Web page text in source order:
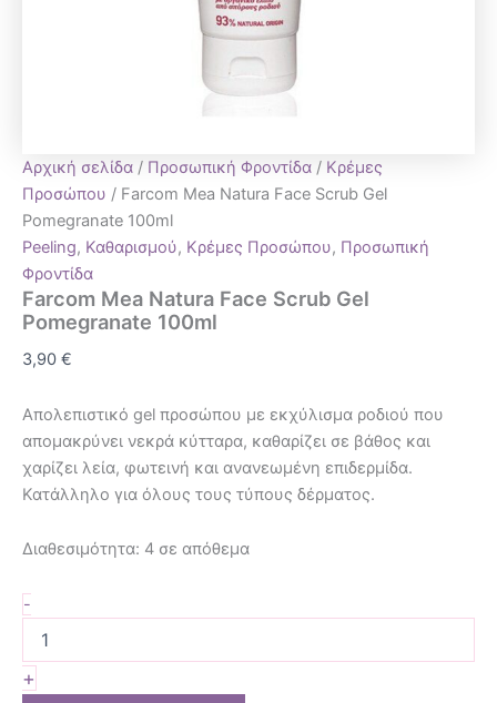
Αρχική σελίδα / Προσωπική Φροντίδα / Κρέμες
Προσώπου / Farcom Mea Natura Face Scrub Gel
Pomegranate 100ml
Peeling, Καθαρισμού, Κρέμες Προσώπου, Προσωπική
Φροντίδα
Farcom Mea Natura Face Scrub Gel
Pomegranate 100ml
3,90 €
Απολεπιστικό gel προσώπου με εκχύλισμα ροδιού που
απομακρύνει νεκρά κύτταρα, καθαρίζει σε βάθος και
χαρίζει λεία, φωτεινή και ανανεωμένη επιδερμίδα.
Κατάλληλο για όλους τους τύπους δέρματος.
Διαθεσιμότητα: 4 σε απόθεμα
-
+